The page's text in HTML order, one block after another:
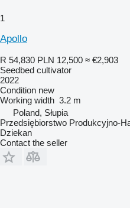
1
Apollo
R 54,830 PLN 12,500 ≈ €2,903
Seedbed cultivator
2022
Condition new
Working width 3.2 m
Poland, Słupia
Przedsiębiorstwo Produkcyjno-
Dziekan
Contact the seller